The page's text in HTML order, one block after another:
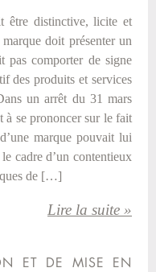
être distinctive, licite et
doit présenter un
pas comporter de signe
des produits et services
un arrêt du 31 mars
à se prononcer sur le fait
marque pouvait lui
cadre d’un contentieux
de […]
Lire la suite »
ET DE MISE EN